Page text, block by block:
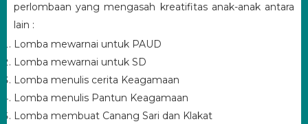
perlombaan yang mengasah kreatifitas anak-anak antara
lain :
Lomba mewarnai untuk PAUD
Lomba mewarnai untuk SD
Lomba menulis cerita Keagamaan
Lomba menulis Pantun Keagamaan
Lomba membuat Canang Sari dan Klakat